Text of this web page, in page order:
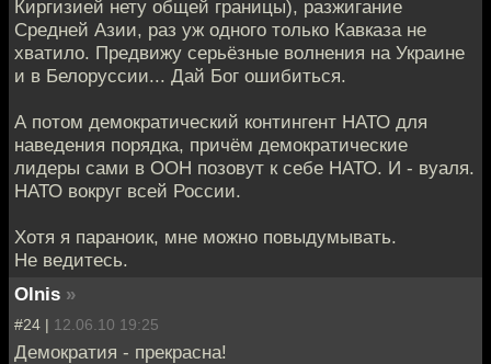
Киргизией нету общей границы), разжигание
Средней Азии, раз уж одного только Кавказа не
хватило. Предвижу серьёзные волнения на Украине
и в Белоруссии... Дай Бог ошибиться.
А потом демократический контингент НАТО для
наведения порядка, причём демократические
лидеры сами в ООН позовут к себе НАТО. И - вуаля.
НАТО вокруг всей России.
Хотя я параноик, мне можно повыдумывать.
Не ведитесь.
Olnis »
#24 | 12.06.10 19:25
Демократия - прекрасна!